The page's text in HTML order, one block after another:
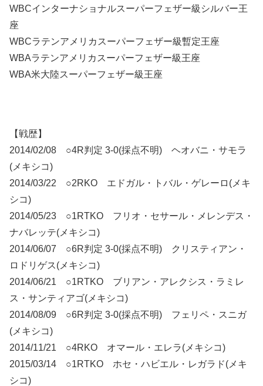
WBCインターナショナルスーパーフェザー級シルバー王
座
WBCラテンアメリカスーパーフェザー級暫定王座
WBAラテンアメリカスーパーフェザー級王座
WBA米大陸スーパーフェザー級王座
【戦歴】
2014/02/08 ○4R判定 3-0(採点不明) ヘオバニ・サモラ
(メキシコ)
2014/03/22 ○2RKO エドガル・トバル・ゲレーロ(メキ
シコ)
2014/05/23 ○1RTKO フリオ・セサール・メレンデス・
ナバレッテ(メキシコ)
2014/06/07 ○6R判定 3-0(採点不明) クリスティアン・
ロドリゲス(メキシコ)
2014/06/21 ○1RTKO ブリアン・アレクシス・ラミレ
ス・サンティアゴ(メキシコ)
2014/08/09 ○6R判定 3-0(採点不明) フェリペ・スニガ
(メキシコ)
2014/11/21 ○4RKO オマール・エレラ(メキシコ)
2015/03/14 ○1RTKO ホセ・ハビエル・レガラド(メキ
シコ)